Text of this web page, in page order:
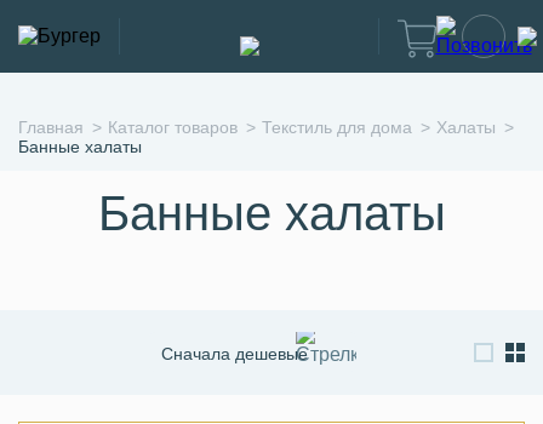
Главная Каталог товаров Текстиль для дома
Халаты
Банные халаты
Банные халаты
Сначала дешевые